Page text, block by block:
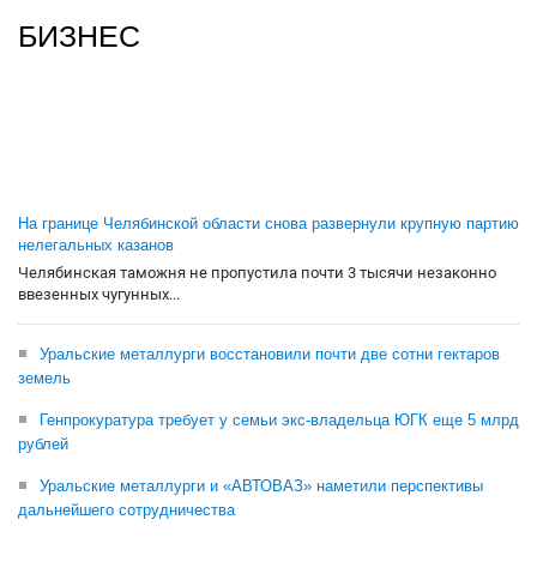
БИЗНЕС
На границе Челябинской области снова развернули крупную партию
нелегальных казанов
Челябинская таможня не пропустила почти 3 тысячи незаконно
ввезенных чугунных...
Уральские металлурги восстановили почти две сотни гектаров
земель
Генпрокуратура требует у семьи экс-владельца ЮГК еще 5 млрд
рублей
Уральские металлурги и «АВТОВАЗ» наметили перспективы
дальнейшего сотрудничества